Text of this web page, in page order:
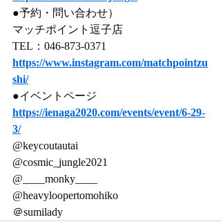
●予約・問い合わせ）
マッチポイント逗子店
TEL：046-873-0371
https://www.instagram.com/matchpointzu
shi/
●イベントページ
https://ienaga2020.com/events/event/6-29-
3/
@keycoutautai
@cosmic_jungle2021
@____monky____
@heavyloopertomohiko
＠sumilady